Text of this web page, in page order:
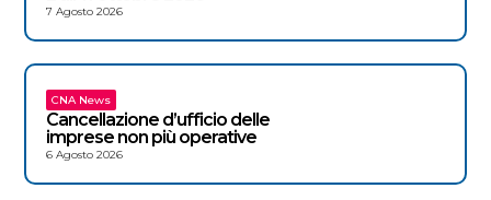
7 Agosto 2026
CNA News
Cancellazione d’ufficio delle
imprese non più operative
6 Agosto 2026